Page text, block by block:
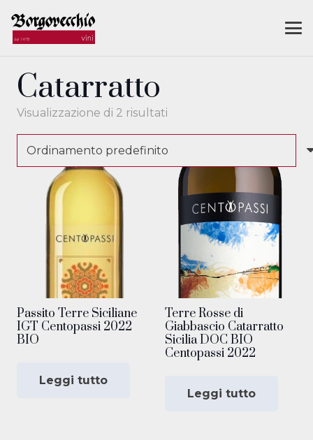
Catarratto
Visualizzazione di 2 risultati
Passito Terre Siciliane
IGT Centopassi 2022
BIO
Leggi tutto
Terre Rosse di
Giabbascio Catarratto
Sicilia DOC BIO
Centopassi 2022
Leggi tutto